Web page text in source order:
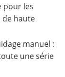
pour les
de haute
manuel :
une série